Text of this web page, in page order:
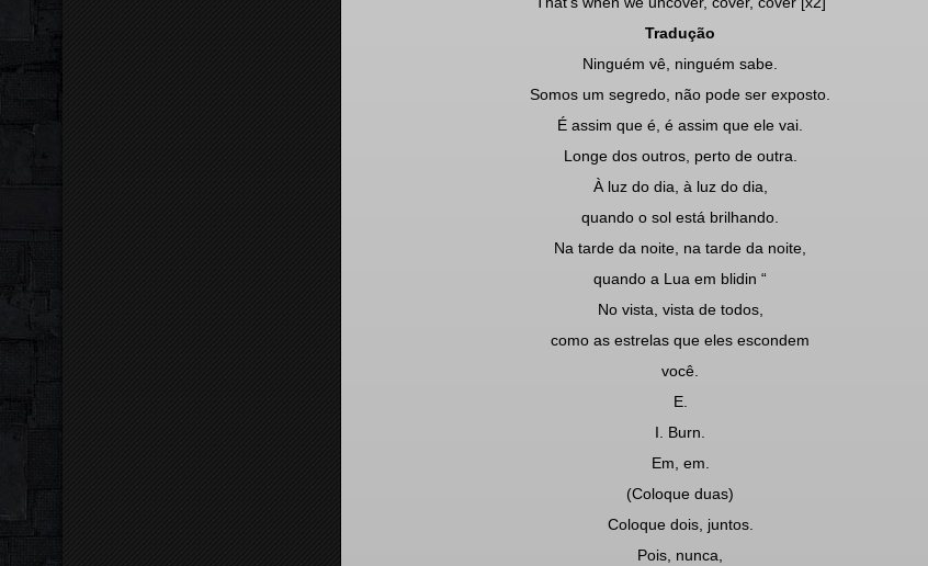
Tradução
Ninguém vê, ninguém sabe.
Somos um segredo, não pode ser exposto.
É assim que é, é assim que ele vai.
Longe dos outros, perto de outra.
À luz do dia, à luz do dia,
quando o sol está brilhando.
Na tarde da noite, na tarde da noite,
quando a Lua em blidin “
No vista, vista de todos,
como as estrelas que eles escondem
você.
E.
I. Burn.
Em, em.
(Coloque duas)
Coloque dois, juntos.
Pois, nunca,